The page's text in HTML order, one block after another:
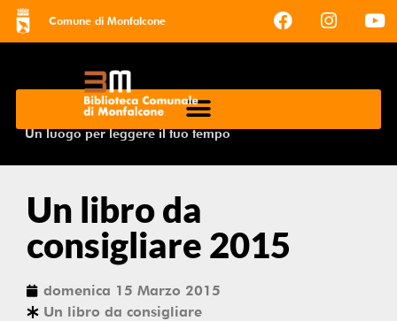
Comune di Monfalcone
Un luogo per leggere il tuo tempo
Un libro da
consigliare 2015
domenica 15 Marzo 2015
Un libro da consigliare